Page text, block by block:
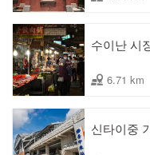
수이난 시
6.71 km
신타이중